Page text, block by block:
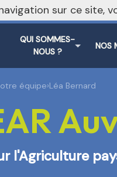
QUI SOMMES-
NOUS ?
NOS
équipe›Léa Bernard
l'Agriculture
sur ce site,